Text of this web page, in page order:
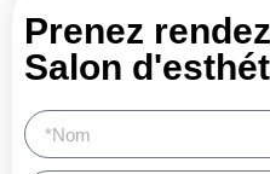
Prenez
Salon